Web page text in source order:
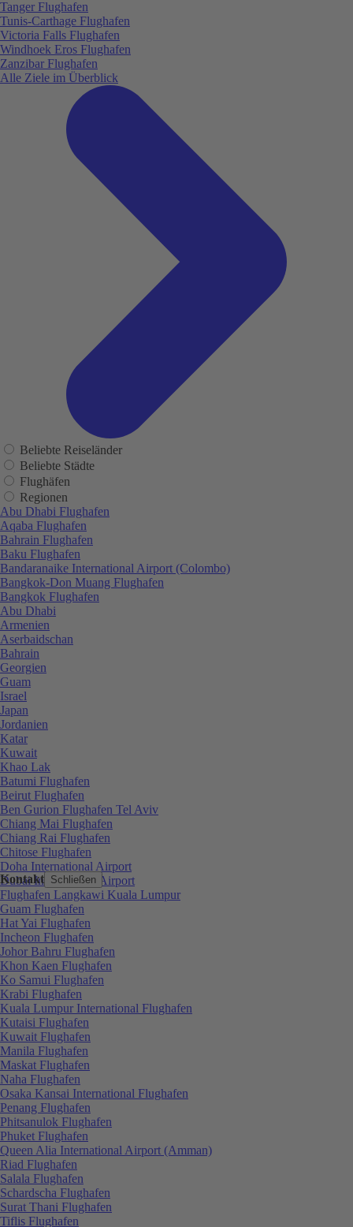
Kontakt Schließen
Tanger Flughafen
Tunis-Carthage Flughafen
Victoria Falls Flughafen
Windhoek Eros Flughafen
Zanzibar Flughafen
Alle Ziele im Überblick
Beliebte Reiseländer
Beliebte Städte
Flughäfen
Regionen
Abu Dhabi Flughafen
Aqaba Flughafen
Bahrain Flughafen
Baku Flughafen
Bandaranaike International Airport (Colombo)
Bangkok-Don Muang Flughafen
Bangkok Flughafen
Abu Dhabi
Armenien
Aserbaidschan
Bahrain
Georgien
Guam
Israel
Japan
Jordanien
Katar
Kuwait
Khao Lak
Batumi Flughafen
Beirut Flughafen
Ben Gurion Flughafen Tel Aviv
Chiang Mai Flughafen
Chiang Rai Flughafen
Chitose Flughafen
Doha International Airport
Dubai International Airport
Flughafen Langkawi Kuala Lumpur
Guam Flughafen
Hat Yai Flughafen
Incheon Flughafen
Johor Bahru Flughafen
Khon Kaen Flughafen
Ko Samui Flughafen
Krabi Flughafen
Kuala Lumpur International Flughafen
Kutaisi Flughafen
Kuwait Flughafen
Manila Flughafen
Maskat Flughafen
Naha Flughafen
Osaka Kansai International Flughafen
Penang Flughafen
Phitsanulok Flughafen
Phuket Flughafen
Queen Alia International Airport (Amman)
Riad Flughafen
Salala Flughafen
Schardscha Flughafen
Surat Thani Flughafen
Tiflis Flughafen